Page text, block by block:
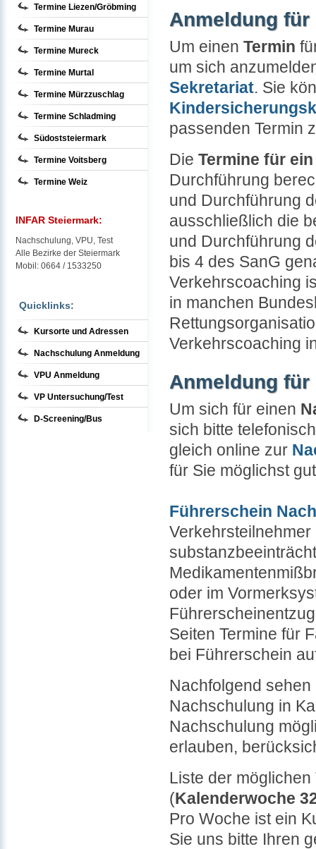
Termine Liezen/Gröbming
Termine Murau
Termine Mureck
Termine Murtal
Termine Mürzzuschlag
Termine Schladming
Südoststeiermark
Termine Voitsberg
Termine Weiz
INFAR Steiermark:
Nachschulung, VPU, Test
Alle Bezirke der Steiermark
Mobil: 0664 / 1533250
Quicklinks:
Kursorte und Adressen
Nachschulung Anmeldung
VPU Anmeldung
VP Untersuchung/Test
D-Screening/Bus
Anmeldung
Um einen Termin
um sich
Sekretariat. Sie
passenden Termin
Die Termine für
Durchführung
und Durchführung
ausschließlich die
und Durchführung
bis 4 des SanG
Verkehrscoaching
in manchen
Verkehrscoaching
Anmeldung
Um sich für einen
sich bitte
gleich online zur
für Sie möglichst
Führerschein
oder im
Seiten Termine für
bei Führerschein
Nachfolgend
Nachschulung in
Nachschulung
erlauben,
Liste der
(Kalenderwoche
Pro Woche ist ein
Sie uns bitte Ihren